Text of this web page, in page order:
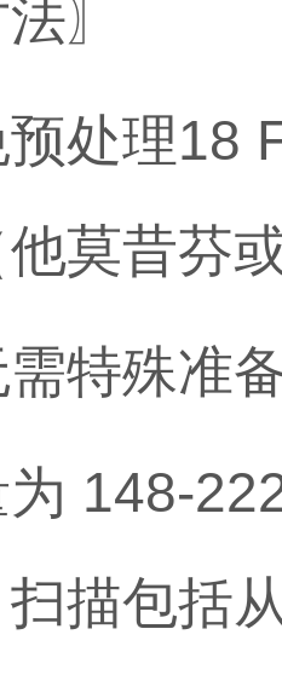
〗
处理18
莫昔芬
特殊准
148-
描包括